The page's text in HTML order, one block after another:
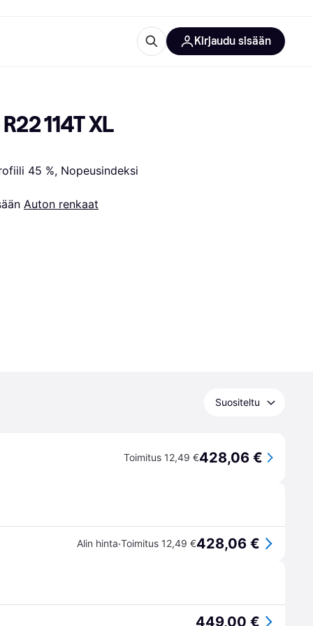
Kirjaudu sisään
114T XL
45 %, Nopeusindeksi
Auton renkaat
Suositeltu
Toimitus 12,49 €428,06 €
Alin hinta·Toimitus 12,49 €428,06 €
449,00 €